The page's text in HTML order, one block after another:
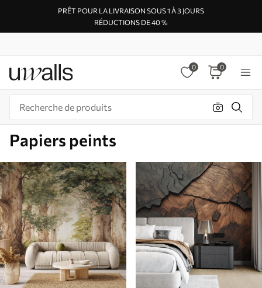
PRÊT POUR LA LIVRAISON SOUS 1 À 3 JOURS
RÉDUCTIONS DE 40 %
0 0
Papiers peints